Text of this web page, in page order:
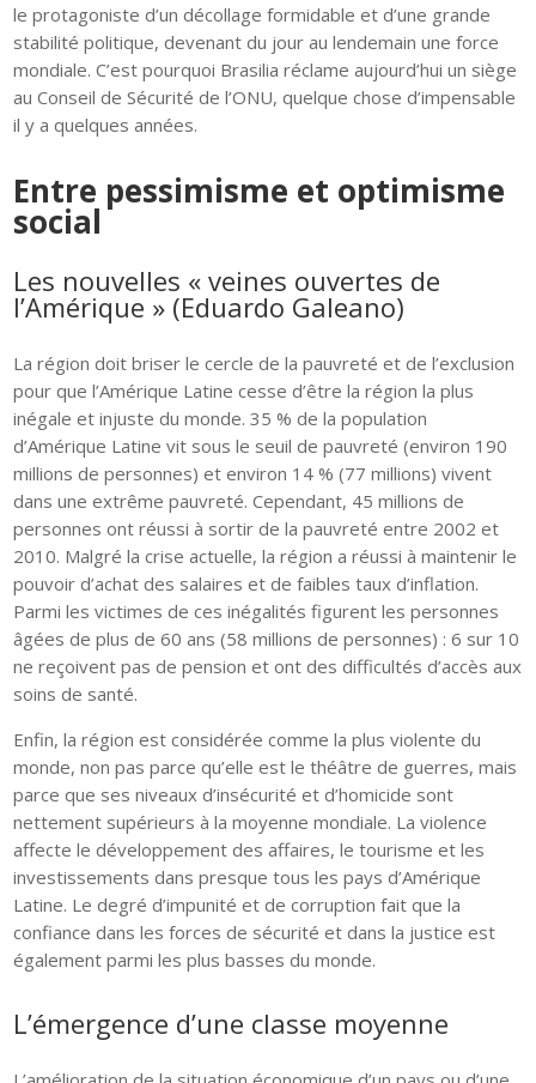
le protagoniste d’un décollage formidable et d’une grande
stabilité politique, devenant du jour au lendemain une force
mondiale. C’est pourquoi Brasilia réclame aujourd’hui un siège
au Conseil de Sécurité de l’ONU, quelque chose d’impensable
il y a quelques années.
Entre pessimisme et optimisme
social
Les nouvelles « veines ouvertes de
l’Amérique » (Eduardo Galeano)
La région doit briser le cercle de la pauvreté et de l’exclusion
pour que l’Amérique Latine cesse d’être la région la plus
inégale et injuste du monde. 35 % de la population
d’Amérique Latine vit sous le seuil de pauvreté (environ 190
millions de personnes) et environ 14 % (77 millions) vivent
dans une extrême pauvreté. Cependant, 45 millions de
personnes ont réussi à sortir de la pauvreté entre 2002 et
2010. Malgré la crise actuelle, la région a réussi à maintenir le
pouvoir d’achat des salaires et de faibles taux d’inflation.
Parmi les victimes de ces inégalités figurent les personnes
âgées de plus de 60 ans (58 millions de personnes) : 6 sur 10
ne reçoivent pas de pension et ont des difficultés d’accès aux
soins de santé.
Enfin, la région est considérée comme la plus violente du
monde, non pas parce qu’elle est le théâtre de guerres, mais
parce que ses niveaux d’insécurité et d’homicide sont
nettement supérieurs à la moyenne mondiale. La violence
affecte le développement des affaires, le tourisme et les
investissements dans presque tous les pays d’Amérique
Latine. Le degré d’impunité et de corruption fait que la
confiance dans les forces de sécurité et dans la justice est
également parmi les plus basses du monde.
L’émergence d’une classe moyenne